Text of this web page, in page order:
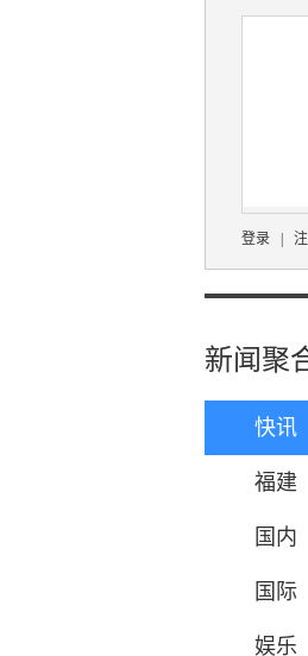
登录 |
新闻聚
快讯
福建
国内
国际
娱乐